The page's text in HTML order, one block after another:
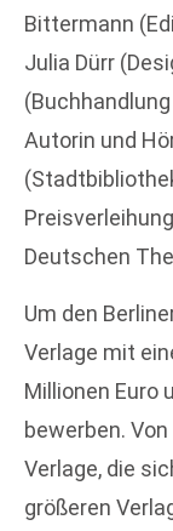
Bittermann
Julia Dürr
Autorin und
Deutschen
Um den
Verlage mit
Millionen Euro
bewerben.
Verlage, die
größeren